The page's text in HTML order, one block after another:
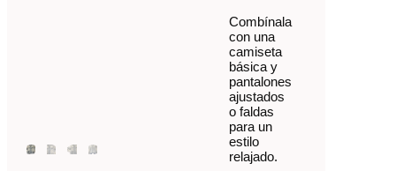
Combínala
con una
camiseta
básica y
pantalones
ajustados
o faldas
para un
estilo
relajado.